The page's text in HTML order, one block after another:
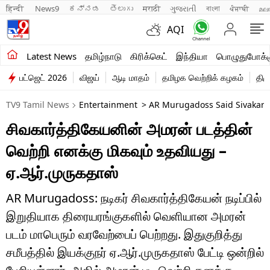
हिन्दी News9 ಕನ್ನಡ తెలుగు मराठी ગુજરાતી বাংলা ਪੰਜਾਬੀ
AQI
Latest News தமிழ்நாடு கிரிக்கெட் இந்தியா
சமீபத்திய செய்திகள்
தமிழ்நாடு
இந்தியா
உலகம்
விளையாட்டு
பொழுதுபோக்கு
லைஃப்ஸ்டைல்
வணிகம்
பட்ஜெட் 2026 விஜய் ஆடி மாதம் தமிழக வெற்றிக் கழகம்
TV9 Tamil News Entertainment > AR Murugadoss Said
சிவகார்த்திகேயனின் அமரன் படத்தின்
வெற்றி எனக்கு மிகவும் உதவியது –
ஏ.ஆர்.முருகதாஸ்
AR Murugadoss: நடிகர் சிவகார்த்திகேயன் நடிப்பில்
இறுதியாக திரையரங்குகளில் வெளியான அமரன்
படம் மாபெரும் வரவேற்பைப் பெற்றது. இதுகுறித்து
சமீபத்தில் இயக்குநர் ஏ.ஆர்.முருகதாஸ் பேட்டி ஒன்றில்